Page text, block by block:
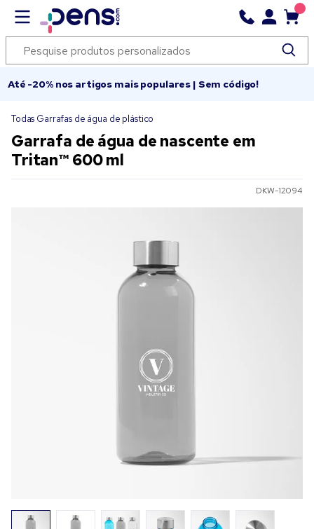
Até -20% nos artigos mais populares | Sem código!
Todas Garrafas de água de plástico
Garrafa de água de nascente em
Tritan™ 600 ml
DKW-12094